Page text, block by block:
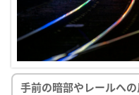
手前の暗部やレールへ